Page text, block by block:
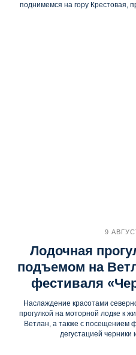
поднимемся на гору Крестовая,
9
Лодочная
подъемом на
фестиваля
Наслаждение красотами
прогулкой на моторной лодке к
Ветлан, а также с посещением
дегустацией